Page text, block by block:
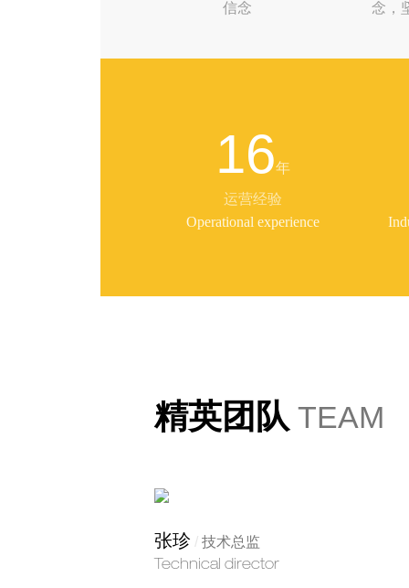
信念 念，
16年
运营经验
Operational experience
精英团队 TEAM
张珍 / 技术总监
Technical director